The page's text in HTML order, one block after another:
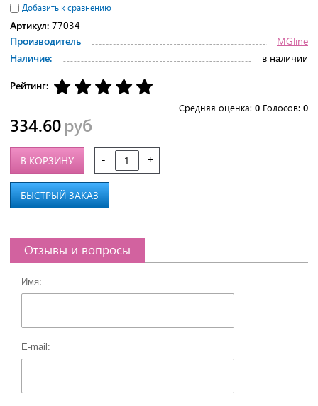
Добавить к сравнению
Артикул: 77034
Производитель
MGline
Наличие:
в наличии
Рейтинг:
Средняя оценка: 0 Голосов: 0
334.60руб
- +
В КОРЗИНУ
БЫСТРЫЙ ЗАКАЗ
Отзывы и вопросы
Имя:
E-mail: